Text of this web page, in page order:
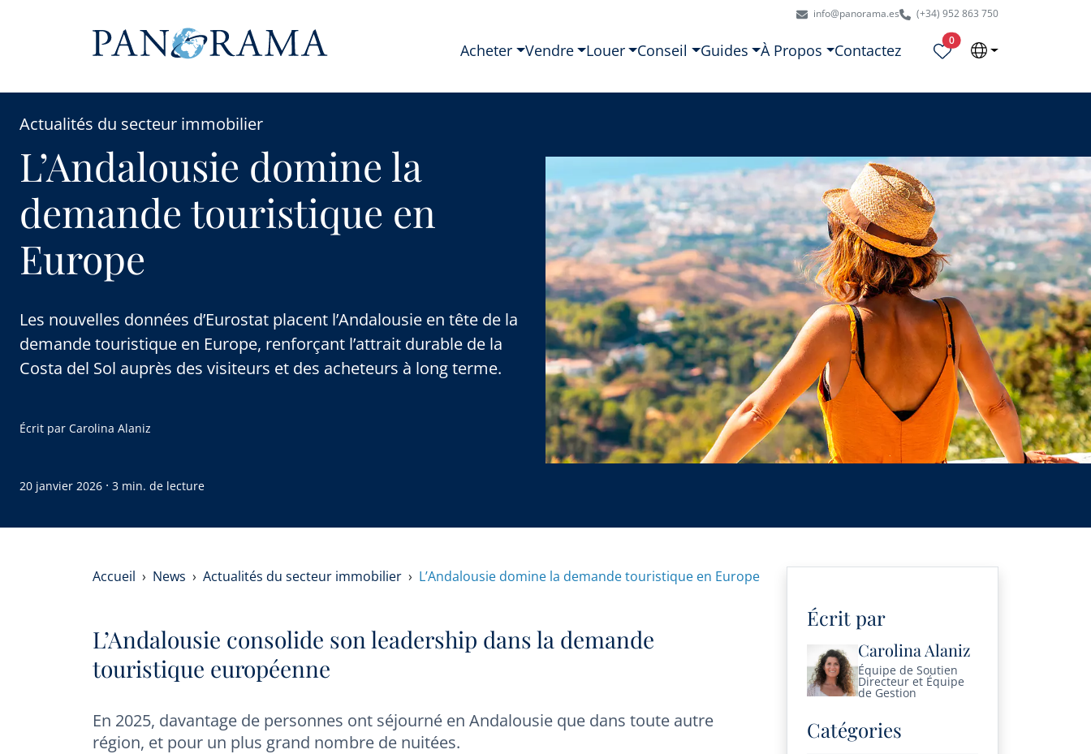
info@panorama.es (+34) 952 863 750
Acheter Vendre Louer Conseil Guides À Propos Contactez
0Propriétés sélectionnées
Actualités du secteur immobilier
L’Andalousie domine la
demande touristique en
Europe
Les nouvelles données d’Eurostat placent l’Andalousie en tête de la
demande touristique en Europe, renforçant l’attrait durable de la
Costa del Sol auprès des visiteurs et des acheteurs à long terme.
Écrit par Carolina Alaniz
20 janvier 2026 · 3 min. de lecture
Accueil News Actualités du secteur immobilier L’Andalousie domine la demande touristique en Europe
L’Andalousie consolide son leadership dans la demande
touristique européenne
En 2025, davantage de personnes ont séjourné en Andalousie que dans toute autre
région, et pour un plus grand nombre de nuitées.
Écrit par
Carolina Alaniz
Équipe de Soutien
Directeur et Équipe
de Gestion
Catégories